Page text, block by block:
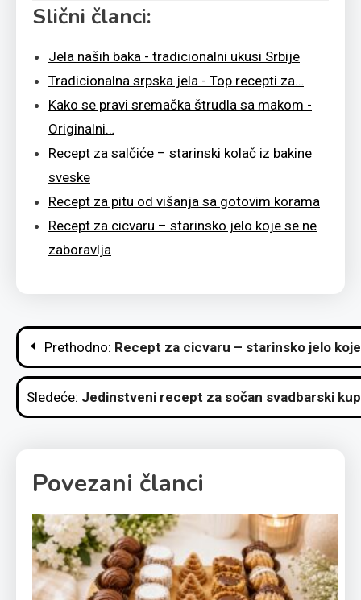
Slični članci:
Jela naših baka - tradicionalni ukusi Srbije
Tradicionalna srpska jela - Top recepti za…
Kako se pravi sremačka štrudla sa makom -
Originalni…
Recept za salčiće – starinski kolač iz bakine
sveske
Recept za pitu od višanja sa gotovim korama
Recept za cicvaru – starinsko jelo koje se ne
zaboravlja
Kretanje
članka
Prethodno: Recept za cicvaru – starinsko jelo
Sledeće: Jedinstveni recept za sočan svadbarski
Povezani članci